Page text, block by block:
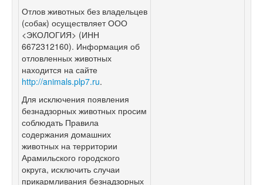
Отлов животных без владельцев
(собак) осуществляет ООО
<ЭКОЛОГИЯ> (ИНН
6672312160). Информация об
отловленных животных
находится на сайте
http://animals.plp7.ru.
Для исключения появления
безнадзорных животных просим
соблюдать Правила
содержания домашних
животных на территории
Арамильского городского
округа, исключить случаи
прикармливания безнадзорных